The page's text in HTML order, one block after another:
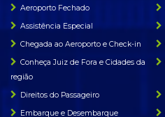
Aeroporto Fechado
Assistência Especial
Chegada ao Aeroporto e Check-in
Conheça Juiz de Fora e Cidades da
região
Direitos do Passageiro
Embarque e Desembarque